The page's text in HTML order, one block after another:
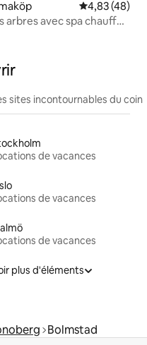
Note
4,83 (48)
arbres avec spa chauffé
sites incontournables du coin
de vacances
de vacances
de vacances
plus d'éléments
Bolmstad